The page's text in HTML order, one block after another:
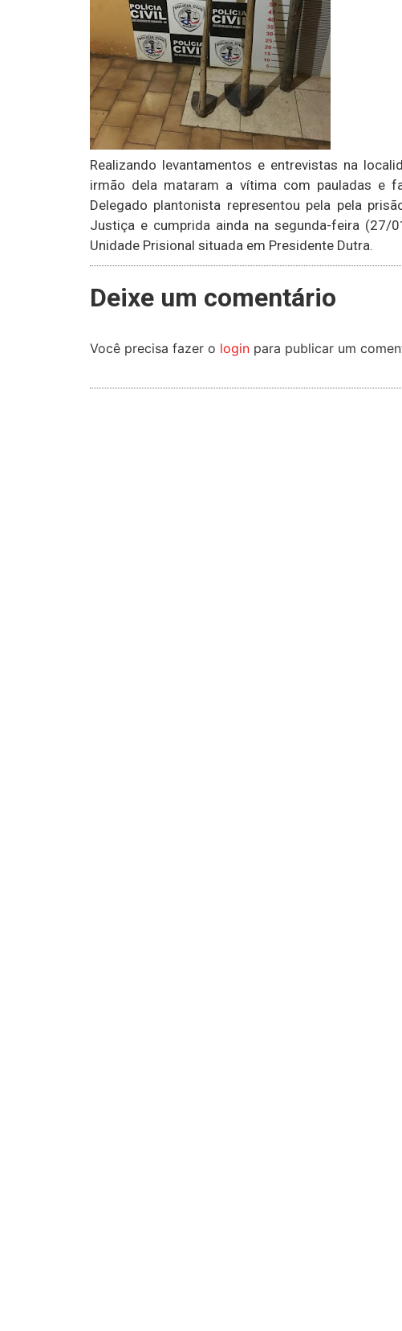
Realizando levantamentos e entrevistas na
irmão dela mataram a vítima com pauladas e
Delegado plantonista representou pela pela
Justiça e cumprida ainda na segunda-feira
Unidade Prisional situada em Presidente Dutra.
Deixe um comentário
Você precisa fazer o login para publicar um